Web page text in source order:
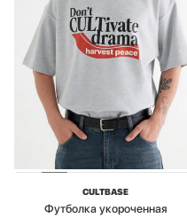
CULTBASE
Футболка укороченная